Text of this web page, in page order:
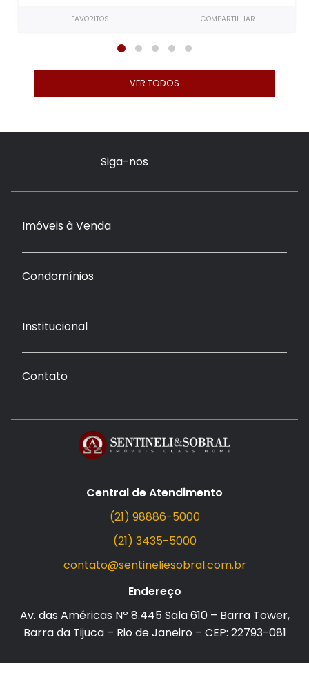
FAVORITOS COMPARTILHAR
VER TODOS
Siga-nos
Imóveis à Venda
Condomínios
Institucional
Contato
Central de Atendimento
(21) 98886-5000
(21) 3435-5000
contato@sentineliesobral.com.br
Endereço
Av. das Américas Nº 8.445 Sala 610 – Barra Tower,
Barra da Tijuca – Rio de Janeiro – CEP: 22793-081